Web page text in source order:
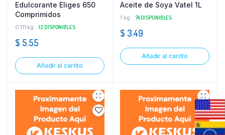
Edulcorante Eliges 650
Comprimidos
0.111 kg 12 DISPONIBLES
$ 5.55
Añadir al carrito
Aceite de Soya Vatel 1L
1 kg 74 DISPONIBLES
$ 3.49
Añadir al carrito